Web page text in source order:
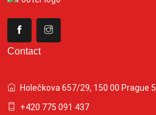
Contact
Holečkova 657/29, 150 00 Prague 5
+420 775 091 437